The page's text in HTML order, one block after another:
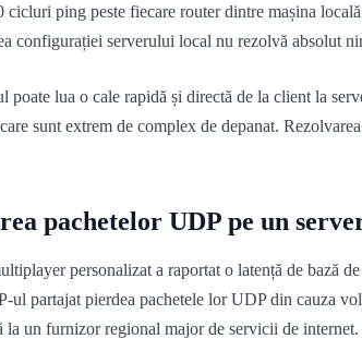
ping peste fiecare router dintre mașina
configurației serverului local nu rezolvă absolut
lua o cale rapidă și directă de la client la
sunt extrem de complex de depanat.
pachetelor UDP pe un
personalizat a raportat o latență de
ul partajat pierdea pachetele lor UDP din cauza
un furnizor regional major de servicii de